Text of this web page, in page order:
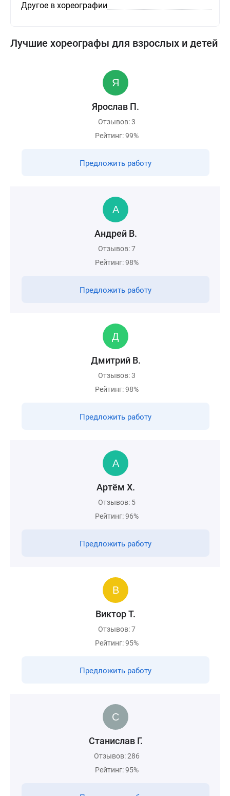
Другое в хореографии
Лучшие хореографы для взрослых и детей
Ярослав П.
Отзывов: 3
Рейтинг: 99%
Предложить работу
Андрей В.
Отзывов: 7
Рейтинг: 98%
Предложить работу
Дмитрий В.
Отзывов: 3
Рейтинг: 98%
Предложить работу
Артём Х.
Отзывов: 5
Рейтинг: 96%
Предложить работу
Виктор Т.
Отзывов: 7
Рейтинг: 95%
Предложить работу
Станислав Г.
Отзывов: 286
Рейтинг: 95%